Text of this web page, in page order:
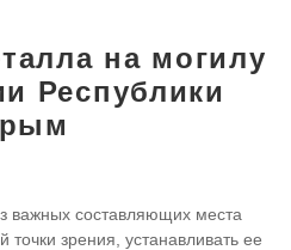
на могилу
Республики
важных составляющих места
зрения, устанавливать ее